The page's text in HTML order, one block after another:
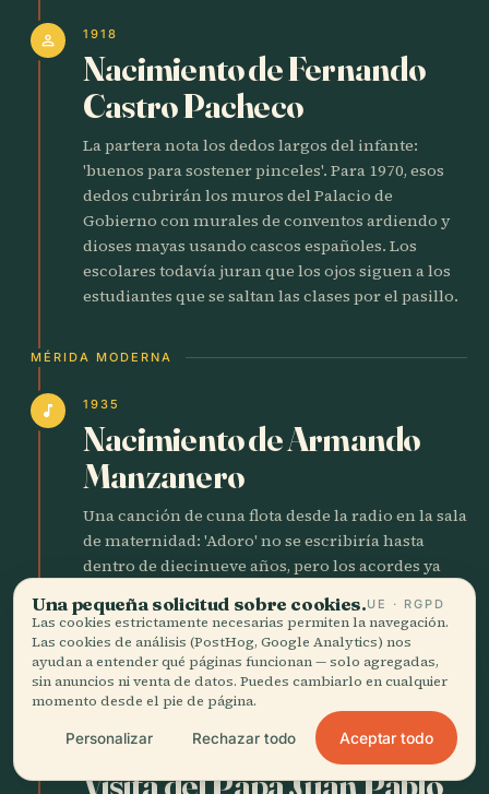
person 1918
Nacimiento de Fernando
Castro Pacheco
La partera nota los dedos largos del infante:
'buenos para sostener pinceles'. Para 1970, esos
dedos cubrirán los muros del Palacio de
Gobierno con murales de conventos ardiendo y
dioses mayas usando cascos españoles. Los
escolares todavía juran que los ojos siguen a los
estudiantes que se saltan las clases por el pasillo.
MÉRIDA MODERNA
music_note 1935
Nacimiento de Armando
Manzanero
Una canción de cuna flota desde la radio en la sala
de maternidad: 'Adoro' no se escribiría hasta
dentro de diecinueve años, pero los acordes ya
por quince pesos y un sándwich, luego
conquistará el Carnegie Hall con canciones que
suenan como se siente el trópico: húmedas,
inevitables.
Visita del Papa Juan Pablo
Una pequeña solicitud sobre cookies.UE · RGPD
Las cookies estrictamente necesarias permiten la navegación.
Las cookies de análisis (PostHog, Google Analytics) nos
ayudan a entender qué páginas funcionan — solo agregadas,
sin anuncios ni venta de datos. Puedes cambiarlo en cualquier
momento desde el pie de página.
Personalizar Rechazar todo Aceptar todo